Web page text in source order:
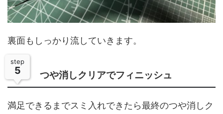
裏面もしっかり流していきます。
step
5 つや消しクリアでフィニッシュ
満足できるまでスミ入れできたら最終のつや消しク